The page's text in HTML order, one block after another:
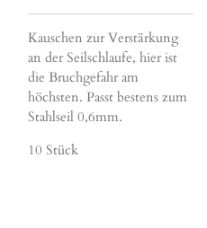
Kauschen zur Verstärkung
an der Seilschlaufe, hier ist
die Bruchgefahr am
höchsten. Passt bestens zum
Stahlseil 0,6mm.
10 Stück